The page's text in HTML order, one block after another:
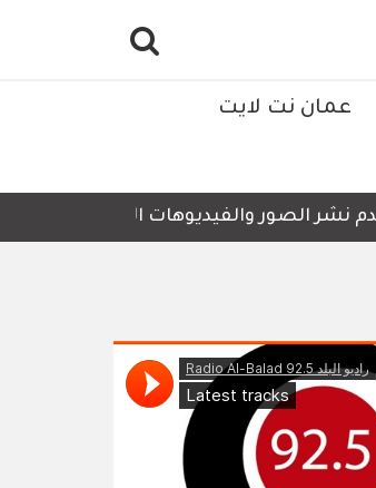
عمان نت لايت
والفيديوهات التي لا تحتوي على أي